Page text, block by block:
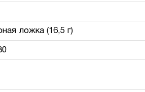
ложка (16,5 г)